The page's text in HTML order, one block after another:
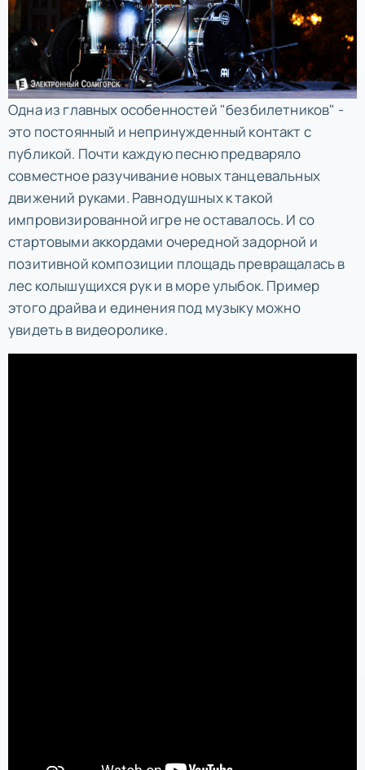
Одна из главных особенностей "безбилетников" -
это постоянный и непринужденный контакт с
публикой. Почти каждую песню предваряло
совместное разучивание новых танцевальных
движений руками. Равнодушных к такой
импровизированной игре не оставалось. И со
стартовыми аккордами очередной задорной и
позитивной композиции площадь превращалась в
лес колышущихся рук и в море улыбок. Пример
этого драйва и единения под музыку можно
увидеть в видеоролике.